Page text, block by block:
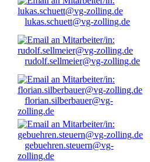
lukas.schuett@vg-zolling.de
rudolf.sellmeier@vg-zolling.de
florian.silberbauer@vg-
zolling.de
gebuehren.steuern@vg-
zolling.de